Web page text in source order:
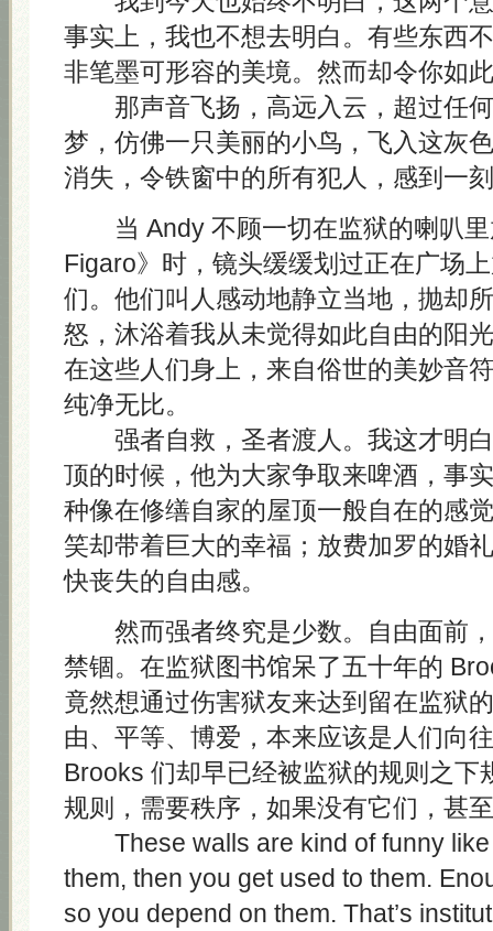
事实上，我也不想去明白。有些东西
非笔墨可形容的美境。然而却令你如
那声音飞扬，高远入云，超过任何
梦，仿佛一只美丽的小鸟，飞入这灰
消失，令铁窗中的所有犯人，感到一
当 Andy 不顾一切在监狱的喇叭里
Figaro》时，镜头缓缓划过正在广场
们。他们叫人感动地静立当地，抛却
怒，沐浴着我从未觉得如此自由的阳
在这些人们身上，来自俗世的美妙音
纯净无比。
强者自救，圣者渡人。我这才明白
顶的时候，他为大家争取来啤酒，事
种像在修缮自家的屋顶一般自在的感
笑却带着巨大的幸福；放费加罗的婚
快丧失的自由感。
然而强者终究是少数。自由面前，
禁锢。在监狱图书馆呆了五十年的
竟然想通过伤害狱友来达到留在监狱
由、平等、博爱，本来应该是人们向
Brooks 们却早已经被监狱的规则之下
规则，需要秩序，如果没有它们，甚
These walls are kind of funny like
them, then you get used to them.
so you depend on them. That’s